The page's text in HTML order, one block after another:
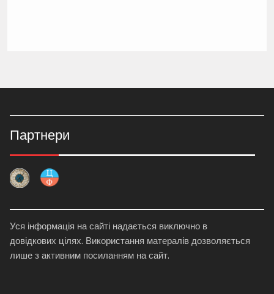
Партнери
Уся інформація на сайті надається виключно в
довідкових цілях. Використання матералів дозволяється
лише з активним посиланням на сайт.